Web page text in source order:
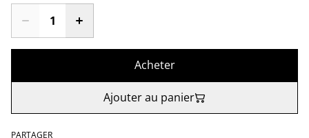
Acheter
Ajouter au panier
PARTAGER